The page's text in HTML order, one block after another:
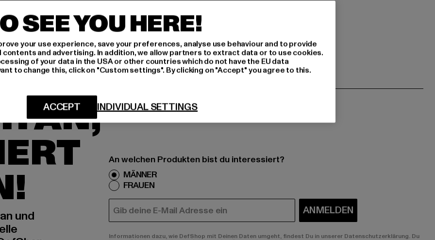
AN,
und
An welchen Produkten bist du interessiert?
MÄNNER
FRAUEN
E-MAIL ANMELDEN
Informationen dazu, wie DefShop mit Deinen Daten umgeht, findest Du in unserer Datenschutzerklärung. Du
SEE YOU HERE!
your use experience, save your preferences, analyse use behaviour and to provide
and advertising. In addition, we allow partners to extract data or to use cookies.
of your data in the USA or other countries which do not have the EU data
to change this, click on "Custom settings". By clicking on "Accept" you agree to this.
INDIVIDUAL SETTINGS
ACCEPT